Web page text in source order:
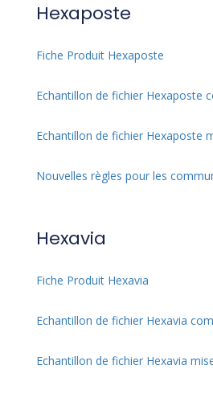
Hexaposte
Fiche Produit Hexaposte
Echantillon de fichier Hexaposte
Echantillon de fichier Hexaposte
Nouvelles règles pour les
Hexavia
Fiche Produit Hexavia
Echantillon de fichier Hexavia
Echantillon de fichier Hexavia